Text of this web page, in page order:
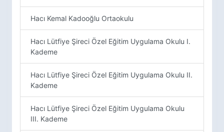
Hacı Kemal Kadooğlu Ortaokulu
Hacı Lütfiye Şireci Özel Eğitim Uygulama Okulu I.
Kademe
Hacı Lütfiye Şireci Özel Eğitim Uygulama Okulu II.
Kademe
Hacı Lütfiye Şireci Özel Eğitim Uygulama Okulu
III. Kademe